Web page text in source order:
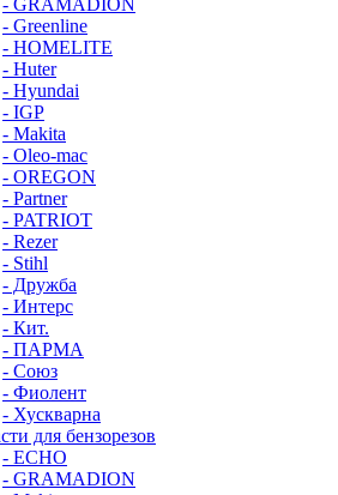
- GRAMADION
- Greenline
- HOMELITE
- Huter
- Hyundai
- IGP
- Makita
- Oleo-mac
- OREGON
- Partner
- PATRIOT
- Rezer
- Stihl
- Дружба
- Интерс
- Кит.
- ПАРМА
- Союз
- Фиолент
- Хускварна
для бензорезов
- ECHO
- GRAMADION